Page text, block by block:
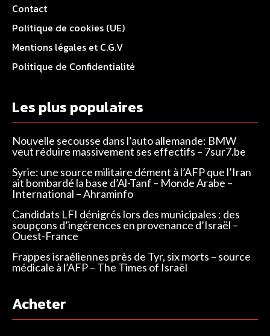
Contact
Politique de cookies (UE)
Mentions légales et C.G.V
Politique de Confidentialité
Les plus populaires
Nouvelle secousse dans l’auto allemande: BMW
veut réduire massivement ses effectifs – 7sur7.be
Syrie: une source militaire dément à l’AFP que l’Iran
ait bombardé la base d’Al-Tanf – Monde Arabe –
International – Ahraminfo
Candidats LFI dénigrés lors des municipales : des
soupçons d’ingérences en provenance d’Israël –
Ouest-France
Frappes israéliennes près de Tyr, six morts – source
médicale à l’AFP – The Times of Israël
Acheter